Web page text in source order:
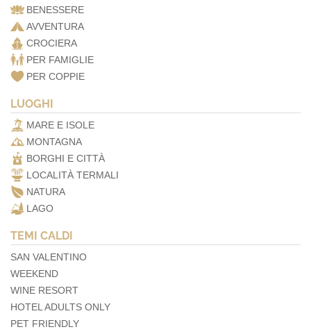
BENESSERE
AVVENTURA
CROCIERA
PER FAMIGLIE
PER COPPIE
LUOGHI
MARE E ISOLE
MONTAGNA
BORGHI E CITTÀ
LOCALITÀ TERMALI
NATURA
LAGO
TEMI CALDI
SAN VALENTINO
WEEKEND
WINE RESORT
HOTEL ADULTS ONLY
PET FRIENDLY